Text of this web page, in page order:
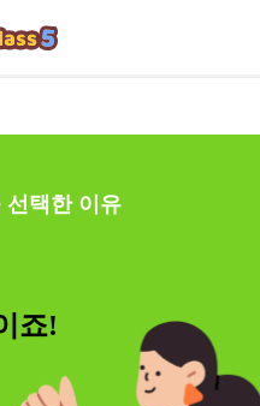
선택한 이유
죠!